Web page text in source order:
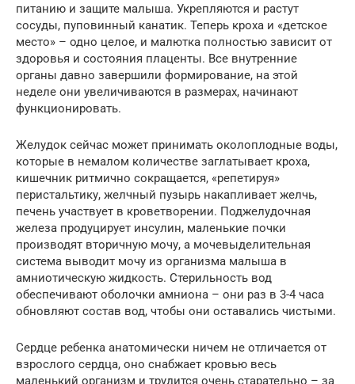
питанию и защите малыша. Укрепляются и растут
сосуды, пуповинный канатик. Теперь кроха и «детское
место» – одно целое, и малютка полностью зависит от
здоровья и состояния плаценты. Все внутренние
органы давно завершили формирование, на этой
неделе они увеличиваются в размерах, начинают
функционировать.
Желудок сейчас может принимать околоплодные воды,
которые в немалом количестве заглатывает кроха,
кишечник ритмично сокращается, «репетируя»
перистальтику, желчный пузырь накапливает желчь,
печень участвует в кроветворении. Поджелудочная
железа продуцирует инсулин, маленькие почки
производят вторичную мочу, а мочевыделительная
система выводит мочу из организма малыша в
амниотическую жидкость. Стерильность вод
обеспечивают оболочки амниона – они раз в 3-4 часа
обновляют состав вод, чтобы они оставались чистыми.
Сердце ребенка анатомически ничем не отличается от
взрослого сердца, оно снабжает кровью весь
маленький организм и трудится очень старательно – за